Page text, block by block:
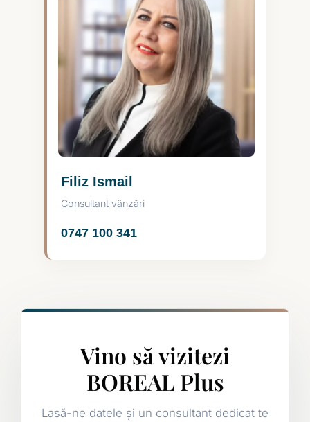
Filiz Ismail
Consultant vânzări
0747 100 341
Vino să vizitezi
BOREAL Plus
Lasă-ne datele și un consultant dedicat te